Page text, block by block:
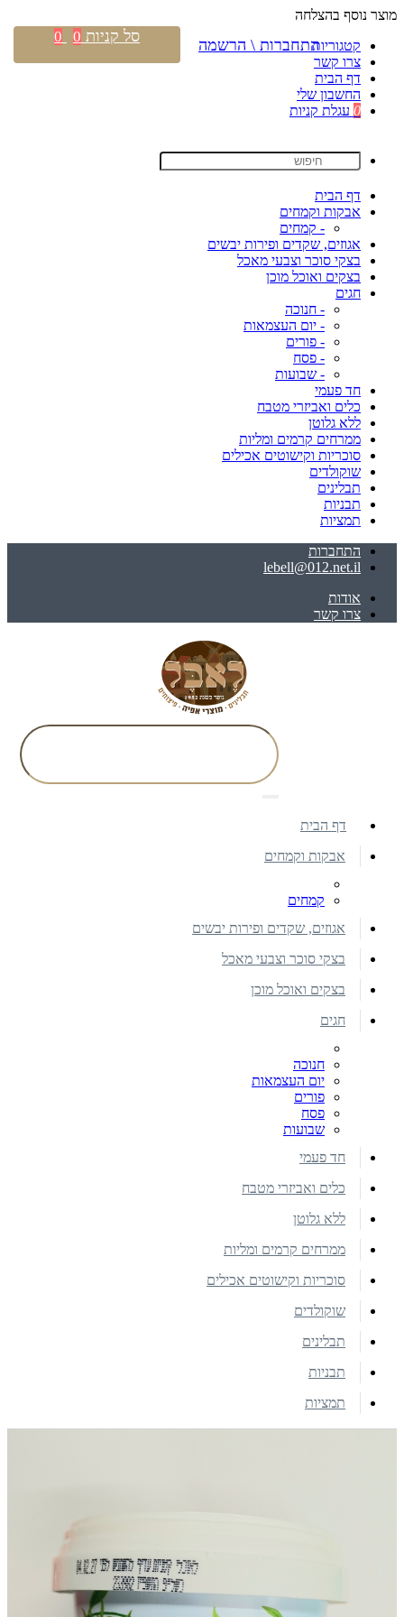
מוצר נוסף בהצלחה
קטגוריות
צרו קשר
דף הבית
החשבון שלי
0 עגלת קניות
דף הבית
אבקות וקמחים
- קמחים
אגוזים, שקדים ופירות יבשים
בצקי סוכר וצבעי מאכל
בצקים ואוכל מוכן
חגים
- חנוכה
- יום העצמאות
- פורים
- פסח
- שבועות
חד פעמי
כלים ואביזרי מטבח
ללא גלוטן
ממרחים קרמים ומליות
סוכריות וקישוטים אכילים
שוקולדים
תבלינים
תבניות
תמציות
התחברות
lebell@012.net.il
אודות
צרו קשר
התחברות \ הרשמה סל קניות 0
0
דף הבית
אבקות וקמחים
קמחים
אגוזים, שקדים ופירות יבשים
בצקי סוכר וצבעי מאכל
בצקים ואוכל מוכן
חגים
חנוכה
יום העצמאות
פורים
פסח
שבועות
חד פעמי
כלים ואביזרי מטבח
ללא גלוטן
ממרחים קרמים ומליות
סוכריות וקישוטים אכילים
שוקולדים
תבלינים
תבניות
תמציות